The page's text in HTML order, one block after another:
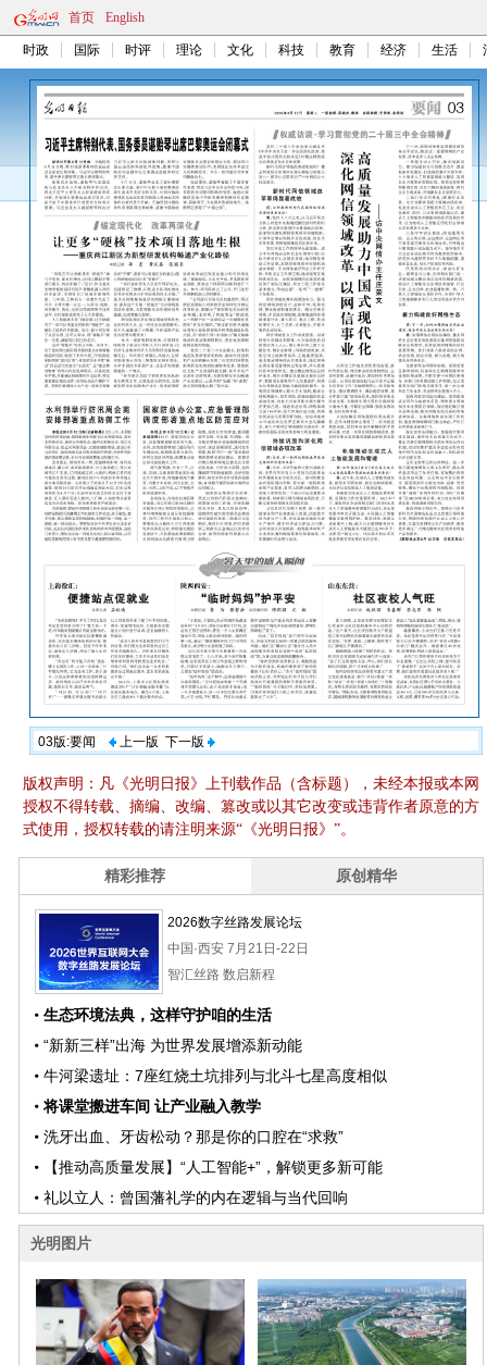
首页 English
时政 国际 时评 理论 文化 科技 教育 经济 生活
03版:要闻 上一版 下一版
版权声明：凡《光明日报》上刊载作品（含标题），未经本报或本网
授权不得转载、摘编、改编、篡改或以其它改变或违背作者原意的方
式使用，授权转载的请注明来源“《光明日报》”。